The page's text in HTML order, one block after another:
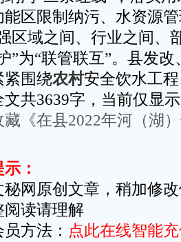
区限制纳污、水资源
区域之间、行业之间、
”为“联管联互”。县发
紧围绕农村安全饮水工
共3639字，当前仅显
藏《在县2022年河（湖
：
原创文章，稍加修改
阅读请理解
方法： 点此在线智能